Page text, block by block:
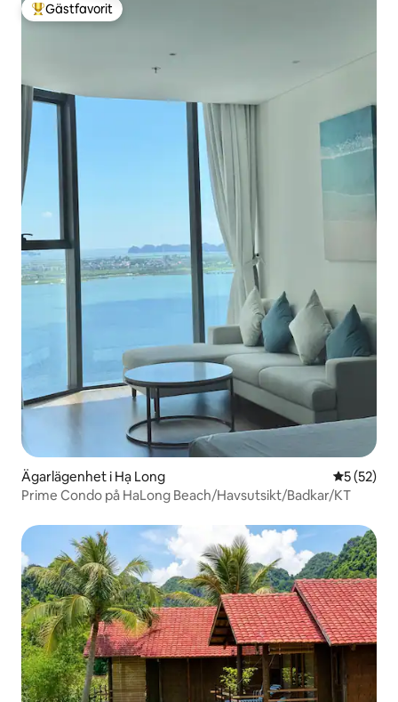
Populär gästfavorit
Gästfavorit
Ägarlägenhet i Hạ Long 5 av 5 i
5 (52)
Prime Condo på HaLong Beach/Havsutsikt/Badkar/KT